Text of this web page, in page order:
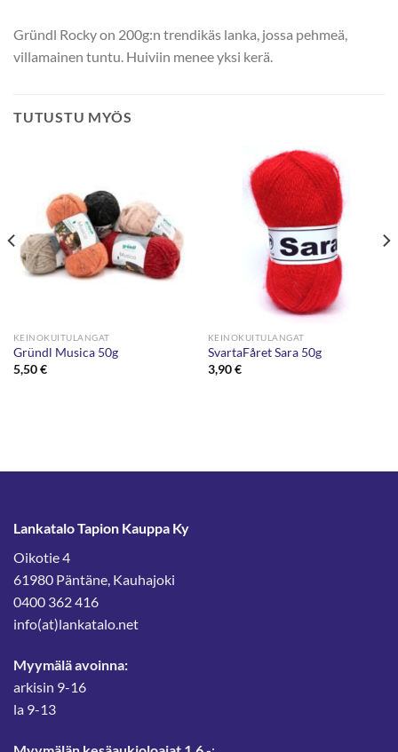
Gründl Rocky on 200g:n trendikäs lanka, jossa pehmeä,
villamainen tuntu. Huiviin menee yksi kerä.
TUTUSTU MYÖS
KEINOKUITULANGAT
Gründl Musica 50g
5,50€
KEINOKUITULANGAT
SvartaFåret Sara 50g
3,90€
Lankatalo Tapion Kauppa Ky
Oikotie 4
61980 Päntäne, Kauhajoki
0400 362 416
info(at)lankatalo.net
Myymälä avoinna:
arkisin 9-16
la 9-13